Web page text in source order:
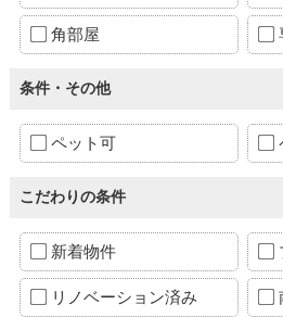
角部屋
条件・その他
ペット可
こだわりの条件
新着物件
リノベーション済み